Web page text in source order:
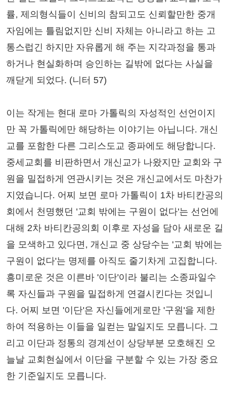
률, 제의형식들이 신비의 참되고도 신뢰할만한 중개
자임에는 틀림없지만 신비 자체는 아니라고 하는 고
통스럽긴 하지만 자유롭게 해 주는 지각과정을 통과
하거나 현실화하며 승인하는 길밖에 없다는 사실을
깨닫게 되었다. (니터 57)
이는 작게는 현대 로마 가톨릭의 자성적인 선언이지
만 꼭 가톨릭에만 해당하는 이야기는 아닙니다. 개신
교를 포함한 다른 그리스도교 종파에도 해당합니다.
중세교회를 비판하면서 개신교가 나왔지만 교회와 구
원을 밀접하게 연관시키는 것은 개신교에서도 마찬가
지였습니다. 어찌 보면 로마 가톨릭이 1차 바티칸공의
회에서 천명했던 '교회 밖에는 구원이 없다'는 선언에
대해 2차 바티칸공의회 이후로 자성을 담아 새로운 길
을 모색하고 있다면, 개신교 중 상당수는 '교회 밖에는
구원이 없다'는 명제를 아직도 줄기차게 고집합니다.
흥미로운 것은 이른바 '이단'이라 불리는 소종파일수
록 자신들과 구원을 밀접하게 연결시킨다는 것입니
다. 어찌 보면 '이단'은 자신들에게로만 '구원'을 제한
하여 적용하는 이들을 일컫는 말일지도 모릅니다. 그
리고 이단과 정통의 경계선이 상당부분 모호해진 오
늘날 교회현실에서 이단을 구분할 수 있는 가장 중요
한 기준일지도 모릅니다.